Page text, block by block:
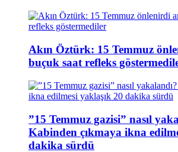
Akın Öztürk: 15 Temmuz
buçuk saat refleks
”15 Temmuz gazisi” nasıl
Kabinden çıkmaya ikna
dakika sürdü